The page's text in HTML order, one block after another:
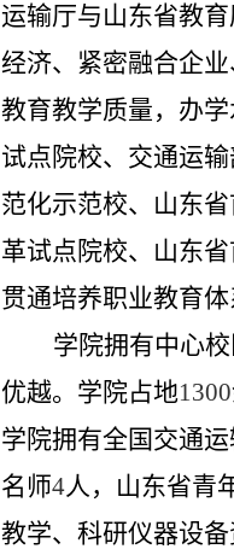
运输厅与山东省教
经济、紧密融合企
教育教学质量，办
试点院校、交通运
范化示范校、山东
革试点院校、山东
贯通培养职业教育体
学院拥有中心
优越。学院占地1300
学院拥有全国交通
名师4人，山东省青
教学、科研仪器设